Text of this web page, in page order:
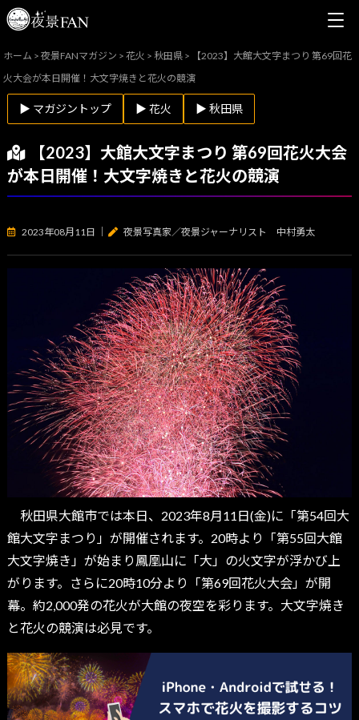
ホーム >夜景FANマガジン >花火 > 秋田県 >
【2023】大館大文字まつり 第69回花
火大会が本日開催！大文字焼きと花火の競演
▶ マガジントップ ▶ 花火 ▶ 秋田県
【2023】大館大文字まつり 第69回花火大会
が本日開催！大文字焼きと花火の競演
2023年08月11日 夜景写真家／夜景ジャーナリスト 中村勇太
秋田県大館市では本日、2023年8月11日(金)に「第54回大
館大文字まつり」が開催されます。20時より「第55回大館
大文字焼き」が始まり鳳凰山に「大」の火文字が浮かび上
がります。さらに20時10分より「第69回花火大会」が開
幕。約2,000発の花火が大館の夜空を彩ります。大文字焼き
と花火の競演は必見です。